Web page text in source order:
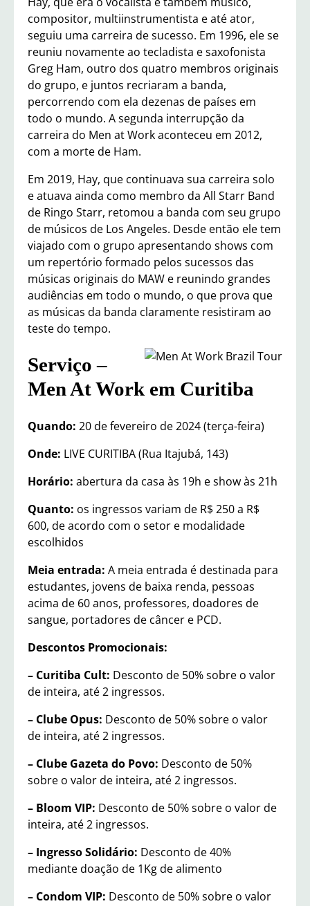
compositor, multiinstrumentista e até ator,
seguiu uma carreira de sucesso. Em 1996, ele se
reuniu novamente ao tecladista e saxofonista
Greg Ham, outro dos quatro membros originais
do grupo, e juntos recriaram a banda,
percorrendo com ela dezenas de países em
todo o mundo. A segunda interrupção da
carreira do Men at Work aconteceu em 2012,
com a morte de Ham.
Em 2019, Hay, que continuava sua carreira solo
e atuava ainda como membro da All Starr Band
de Ringo Starr, retomou a banda com seu grupo
de músicos de Los Angeles. Desde então ele tem
viajado com o grupo apresentando shows com
um repertório formado pelos sucessos das
músicas originais do MAW e reunindo grandes
audiências em todo o mundo, o que prova que
as músicas da banda claramente resistiram ao
teste do tempo.
Serviço –
Men At Work em Curitiba
Quando: 20 de fevereiro de 2024 (terça-feira)
Onde: LIVE CURITIBA (Rua Itajubá, 143)
Horário: abertura da casa às 19h e show às 21h
Quanto: os ingressos variam de R$ 250 a R$
600, de acordo com o setor e modalidade
escolhidos
Meia entrada: A meia entrada é destinada para
estudantes, jovens de baixa renda, pessoas
acima de 60 anos, professores, doadores de
sangue, portadores de câncer e PCD.
Descontos Promocionais:
– Curitiba Cult: Desconto de 50% sobre o valor
de inteira, até 2 ingressos.
– Clube Opus: Desconto de 50% sobre o valor
de inteira, até 2 ingressos.
– Clube Gazeta do Povo: Desconto de 50%
sobre o valor de inteira, até 2 ingressos.
– Bloom VIP: Desconto de 50% sobre o valor de
inteira, até 2 ingressos.
– Ingresso Solidário: Desconto de 40%
mediante doação de 1Kg de alimento
– Condom VIP: Desconto de 50% sobre o valor